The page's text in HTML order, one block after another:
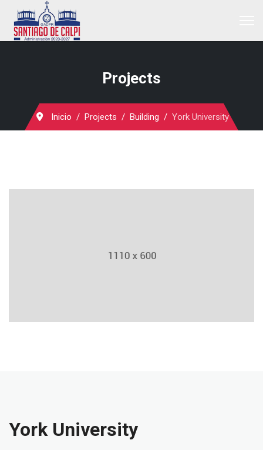
Projects
Inicio Projects Building York University
York University